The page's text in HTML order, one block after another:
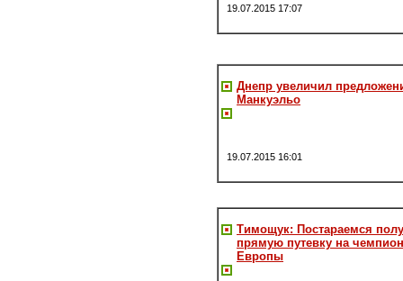
19.07.2015 17:07
Днепр увеличил
Манкуэльо
19.07.2015 16:01
Тимощук: Постараемся
прямую путевку на
Европы